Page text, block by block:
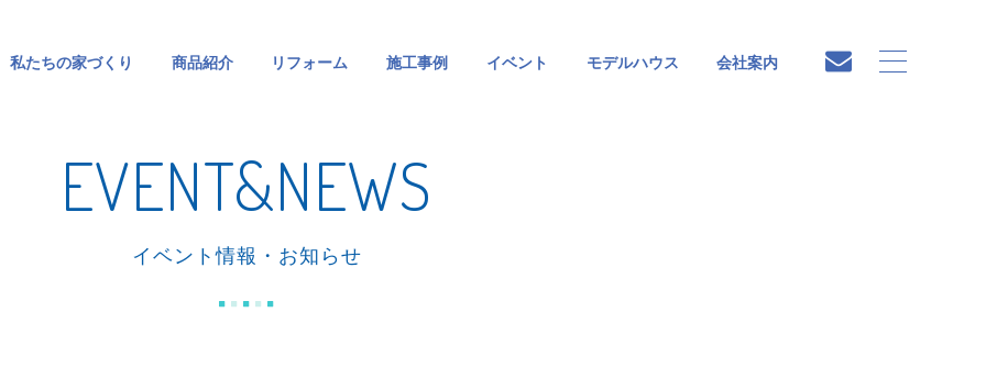
私たちの家づくり 商品紹介 リフォーム 施工事例 イベント モデルハウス 会社案内
EVENT&NEWS
イベント情報・お知らせ